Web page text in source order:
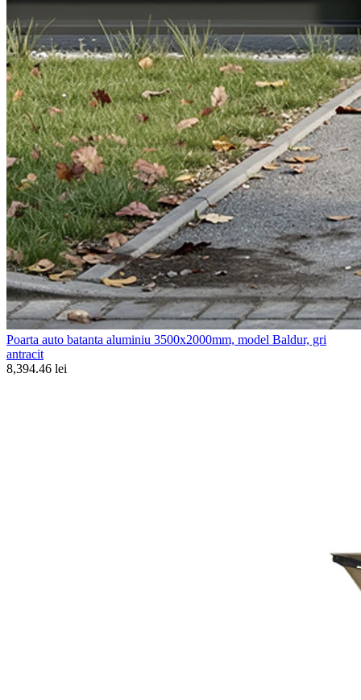
Poarta auto batanta aluminiu 3500x2000mm, model Baldur, gri
antracit
8,394.46 lei